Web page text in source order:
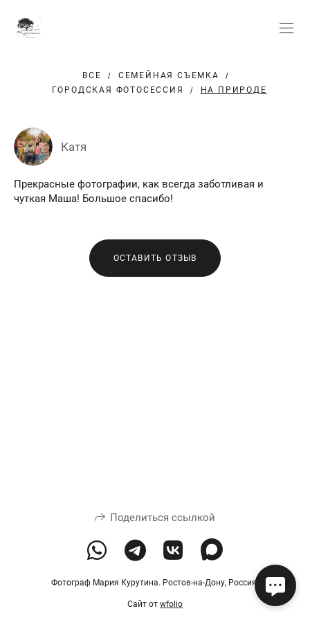
ВСЕ
СЕМЕЙНАЯ СЪЕМКА
ГОРОДСКАЯ ФОТОСЕССИЯ
НА ПРИРОДЕ
Катя
Прекрасные фотографии, как всегда заботливая и
чуткая Маша! Большое спасибо!
ОСТАВИТЬ ОТЗЫВ
Поделиться ссылкой
Фотограф Мария Курутина. Ростов-на-Дону, Россия.
Сайт от wfolio